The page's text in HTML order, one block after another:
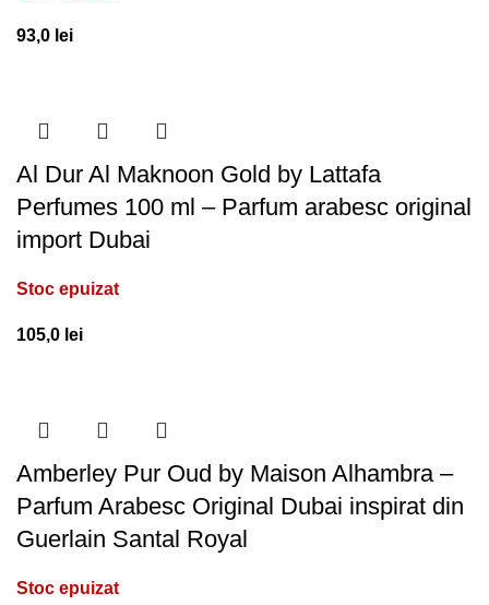
93,0 lei
Al Dur Al Maknoon Gold by Lattafa
Perfumes 100 ml – Parfum arabesc original
import Dubai
Stoc epuizat
105,0 lei
Amberley Pur Oud by Maison Alhambra –
Parfum Arabesc Original Dubai inspirat din
Guerlain Santal Royal
Stoc epuizat